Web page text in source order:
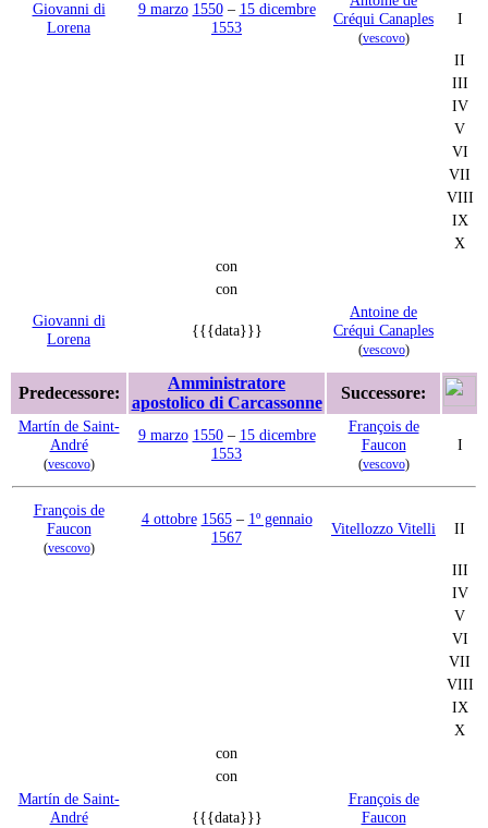
Giovanni di
Lorena
9 marzo 1550– 15 dicembre
1553
Créqui Canaples
(vescovo)
I
II
III
IV
V
VI
VII
VIII
IX
X
con
con
Giovanni di
Lorena
{{{data}}}
Antoine de
Créqui Canaples
(vescovo)
Predecessore:
Amministratore
apostolico di Carcassonne
Successore:
Martín de Saint-
André
(vescovo)
9 marzo 1550– 15 dicembre
1553
François de
Faucon
(vescovo)
I
François de
Faucon
(vescovo)
4 ottobre 1565– 1º gennaio
1567
Vitellozzo Vitelli II
III
IV
V
VI
VII
VIII
IX
X
con
con
Martín de Saint-
André
{{{data}}}
François de
Faucon